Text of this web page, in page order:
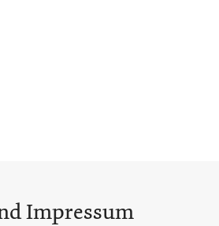
Impressum